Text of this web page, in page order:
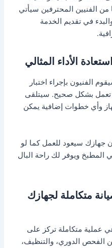
الفنيين المحترفين سيأتي
في تقديم الخدمة
الأداء المثالي
الفنيون بإجراء اختبار
تعمل بشكل صحيح. سيتلقى
وأي خطوات إضافية يمكن
جهازك سيعود للعمل كما لو
المطبخ ويوفر لك راحة البال
متكاملة لجهازك
عملية متكاملة تركز على
الفحص الدوري، والتنظيف،